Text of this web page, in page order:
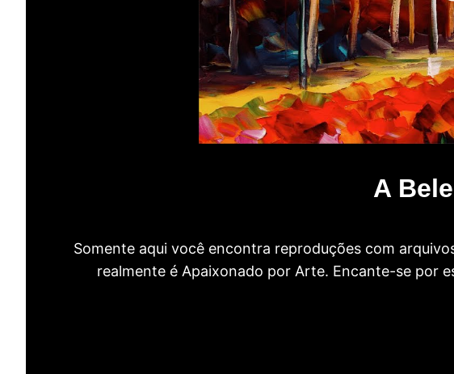
A
Somente aqui você encontra reproduções com
realmente é Apaixonado por Arte. Encante-se por